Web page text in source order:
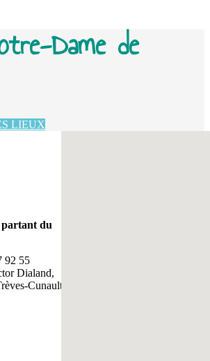
Dame de
LIEUX
partant du
92 55
Dialand,
Cunault